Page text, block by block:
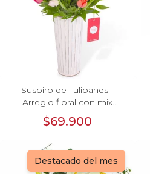
Suspiro de Tulipanes -
Arreglo floral con mix
multicolor de 30 tulipanes
$69.900
Destacado del mes